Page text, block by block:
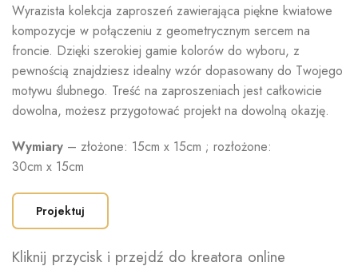
Wyrazista kolekcja zaproszeń zawierająca piękne kwiatowe
kompozycje w połączeniu z geometrycznym sercem na
froncie. Dzięki szerokiej gamie kolorów do wyboru, z
pewnością znajdziesz idealny wzór dopasowany do Twojego
motywu ślubnego. Treść na zaproszeniach jest całkowicie
dowolna, możesz przygotować projekt na dowolną okazję.
Wymiary – złożone: 15cm x 15cm ; rozłożone:
30cm x 15cm
Projektuj
Kliknij przycisk i przejdź do kreatora online